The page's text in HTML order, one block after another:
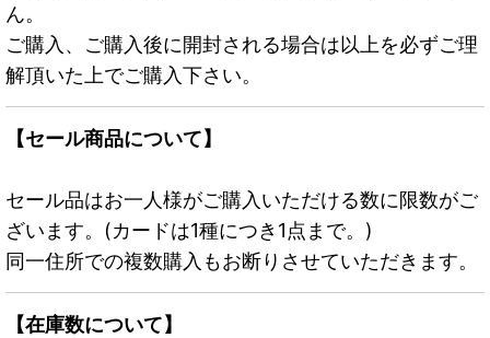
ん。
ご購入、ご購入後に開封される場合は以上を必ずご理
解頂いた上でご購入下さい。
【セール商品について】
セール品はお一人様がご購入いただける数に限数がご
ざいます。(カードは1種につき1点まで。)
同一住所での複数購入もお断りさせていただきます。
【在庫数について】